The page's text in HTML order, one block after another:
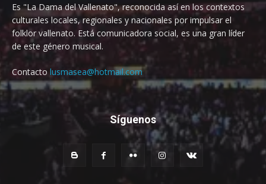
Es "La Dama del Vallenato", reconocida así en los contextos
culturales locales, regionales y nacionales por impulsar el
folklor vallenato. Está comunicadora social, es una gran líder
de este género musical.
Contacto lusmasea@hotmail.com
Síguenos